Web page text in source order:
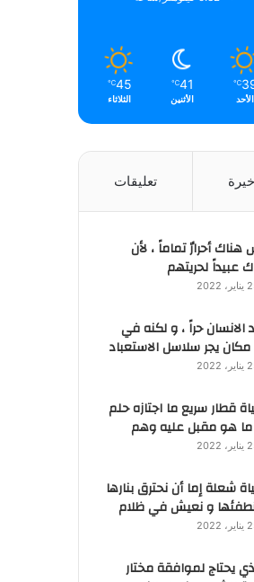
℃
الأحد
41
℃
الأثنين
45
℃
الثلاثاء
تعليقات
هناك أحرارٌ تماماً ، لأن
عبيداً لحريتهم
2022
الانسان حراً ، و لكنه في
يجر سلاسل الاستعباد
2022
قطار سريع ما اجتازه حلم
ما هو مقبل عليه وهم
2022
شعلة إما أن نحترق بنارها
و نعيش في ظلام
2022
يحتاج لموافقة مختار